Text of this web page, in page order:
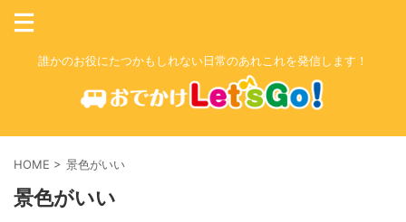
誰かのお役にたつかもしれない日常のあれこれを発信します！
HOME > 景色がいい
景色がいい